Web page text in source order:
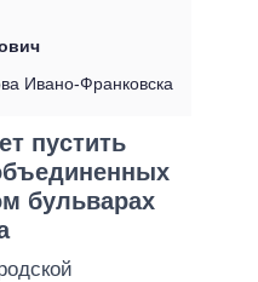
МИР
ПОЛИТИКОВ
Ивано-Франковска
пустить
бульварах